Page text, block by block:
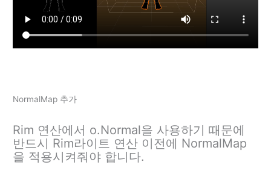
NormalMap 추가
Rim 연산에서 o.Normal을 사용하기 때문에
반드시 Rim라이트 연산 이전에 NormalMap
을 적용시켜줘야 합니다.